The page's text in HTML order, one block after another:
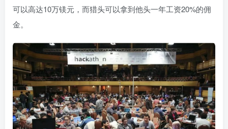
可以高达10万镁元，而猎头可以拿到他头一年工资20%的佣
金。